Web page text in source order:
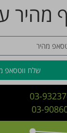
מהיר
שלח ווטסאפ
03-